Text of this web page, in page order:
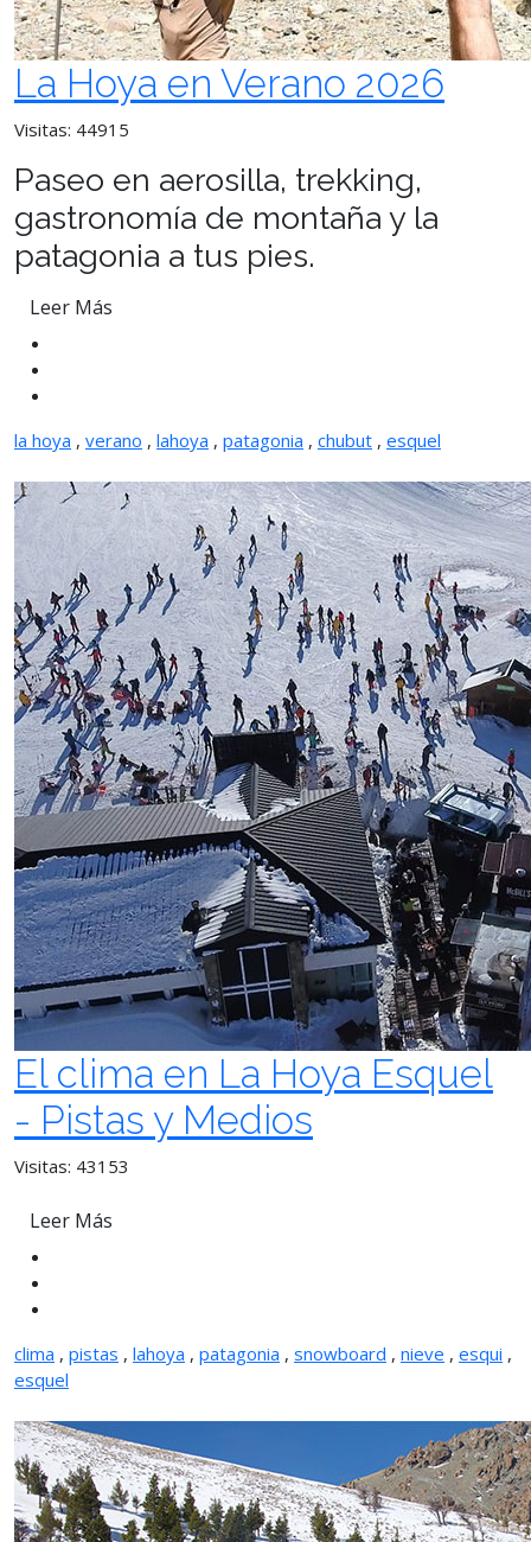
La Hoya en Verano 2026
Visitas: 44915
Paseo en aerosilla, trekking,
gastronomía de montaña y la
patagonia a tus pies.
Leer Más
la hoya , verano , lahoya , patagonia , chubut , esquel
El clima en La Hoya Esquel
- Pistas y Medios
Visitas: 43153
Leer Más
clima , pistas , lahoya , patagonia , snowboard , nieve , esqui ,
esquel